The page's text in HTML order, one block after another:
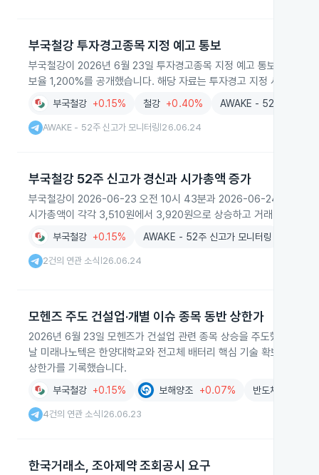
부국철강 투자경고종목 지정 예고 통보
부국철강이 2026년 6월 23일 투자경고종목 지정 예고 통보를 받았
보율 1,200%를 공개했습니다. 해당 자료는 투자경고 지정 사유와 함
부국철강 +0.15% 철강 +0.40% AWAKE - 52주 신고가
AWAKE - 52주 신고가 모니터링 26.06.24
부국철강 52주 신고가 경신과 시가총액 증가
부국철강이 2026-06-23 오전 10시 43분과 2026-06-24 오전 9시
시가총액이 각각 3,510원에서 3,920원으로 상승하고 거래대금과 시
부국철강 +0.15% AWAKE - 52주 신고가 모니터링
2건의 연관 소식 26.06.24
모헨즈 주도 건설업·개별 이슈 종목 동반 상한가
2026년 6월 23일 모헨즈가 건설업 관련 종목 상승을 주도했고 위지
날 미래나노텍은 한양대학교와 전고체 배터리 핵심 기술 확보 소식으
상한가를 기록했습니다.
부국철강 +0.15% 보해양조 +0.07% 반도체
4건의 연관 소식 26.06.23
한국거래소, 조아제약 조회공시 요구